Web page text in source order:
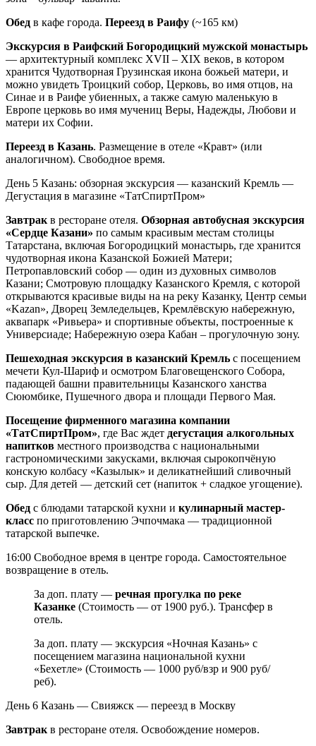
Обед в кафе города. Переезд в Раифу (~165 км)
Экскурсия в Раифский Богородицкий мужской монастырь
— архитектурный комплекс ХVII – ХIХ веков, в котором
хранится Чудотворная Грузинская икона божьей матери, и
можно увидеть Троицкий собор, Церковь, во имя отцов, на
Синае и в Раифе убиенных, а также самую маленькую в
Европе церковь во имя мучениц Веры, Надежды, Любови и
матери их Софии.
Переезд в Казань. Размещение в отеле «Кравт» (или
аналогичном). Свободное время.
День 5 Казань: обзорная экскурсия — казанский Кремль —
Дегустация в магазине «ТатСпиртПром»
Завтрак в ресторане отеля. Обзорная автобусная экскурсия
«Сердце Казани» по самым красивым местам столицы
Татарстана, включая Богородицкий монастырь, где хранится
чудотворная икона Казанской Божией Матери;
Петропавловский собор — один из духовных символов
Казани; Смотровую площадку Казанского Кремля, с которой
открываются красивые виды на на реку Казанку, Центр семьи
«Kazan», Дворец Земледельцев, Кремлёвскую набережную,
аквапарк «Ривьера» и спортивные объекты, построенные к
Универсиаде; Набережную озера Кабан – прогулочную зону.
Пешеходная экскурсия в казанский Кремль с посещением
мечети Кул-Шариф и осмотром Благовещенского Собора,
падающей башни правительницы Казанского ханства
Сююмбике, Пушечного двора и площади Первого Мая.
Посещение фирменного магазина компании
«ТатСпиртПром», где Вас ждет дегустация алкогольных
напитков местного производства с национальными
гастрономическими закусками, включая сырокопчёную
конскую колбасу «Казылык» и деликатнейший сливочный
сыр. Для детей — детский сет (напиток + сладкое угощение).
Обед с блюдами татарской кухни и кулинарный мастер-
класс по приготовлению Эчпочмака — традиционной
татарской выпечке.
16:00 Свободное время в центре города. Самостоятельное
возвращение в отель.
За доп. плату — речная прогулка по реке
Казанке (Стоимость — от 1900 руб.). Трансфер в
отель.
За доп. плату — экскурсия «Ночная Казань» с
посещением магазина национальной кухни
«Бехетле» (Стоимость — 1000 руб/взр и 900 руб/
реб).
День 6 Казань — Свияжск — переезд в Москву
Завтрак в ресторане отеля. Освобождение номеров.